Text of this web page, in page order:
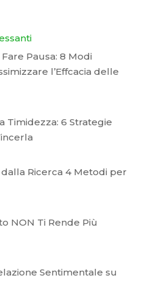
Pausa: 8 Modi
l’Effcacia delle
Timidezza: 6 Strategie
Ricerca 4 Metodi per
NON Ti Rende Più
Sentimentale su